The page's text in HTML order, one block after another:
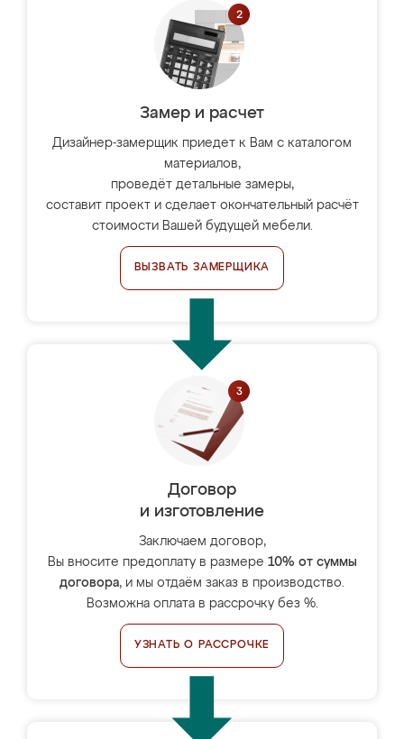
Замер и расчет
Дизайнер-замерщик приедет к Вам с каталогом
материалов,
проведёт детальные замеры,
составит проект и сделает окончательный расчёт
стоимости Вашей будущей мебели.
ВЫЗВАТЬ ЗАМЕРЩИКА
Договор
и изготовление
Заключаем договор,
Вы вносите предоплату в размере 10% от суммы
договора, и мы отдаём заказ в производство.
Возможна оплата в рассрочку без %.
УЗНАТЬ О РАССРОЧКЕ